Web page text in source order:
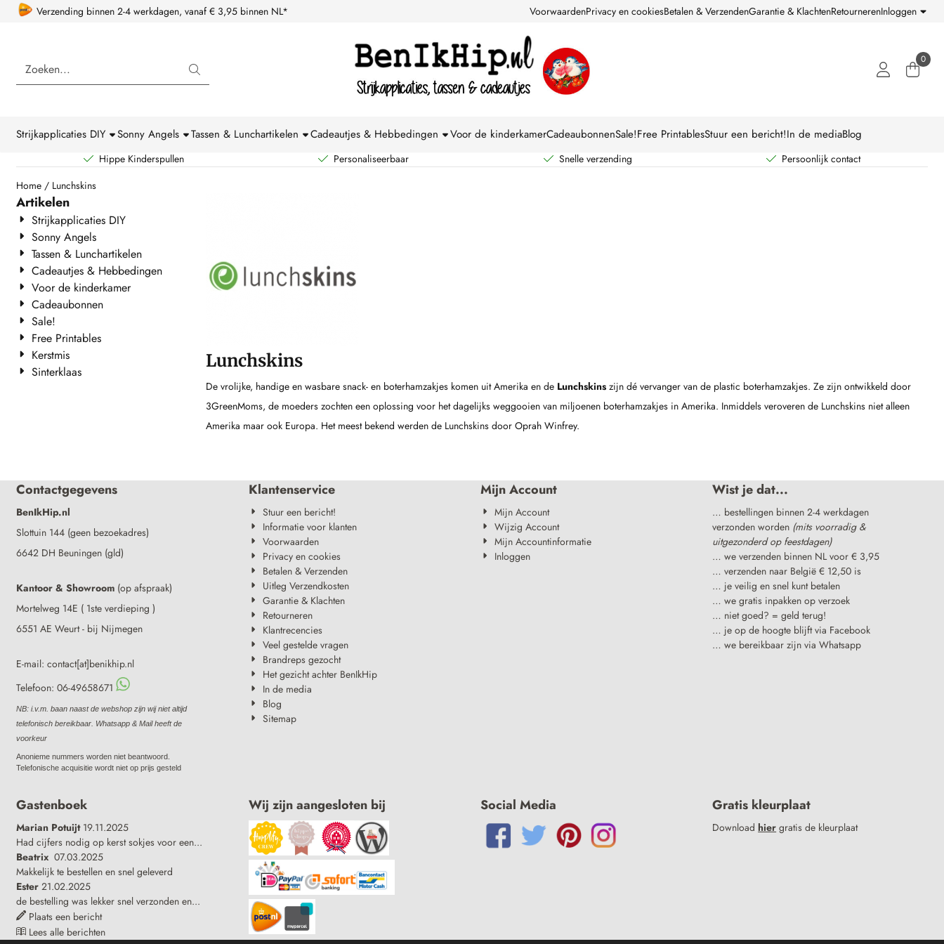
Cookievoorkeuren zijn beschikbaar. Kies instellingen of sta alle cookies toe.
Verzending binnen 2-4 werkdagen, vanaf € 3,95 binnen NL* VoorwaardenPrivacy en cookiesBetalen & VerzendenGarantie & KlachtenRetournerenInloggen
Zoeken 0
Strijkapplicaties DIY Sonny Angels Tassen & Lunchartikelen Cadeautjes & Hebbedingen Voor de kinderkamerCadeaubonnenSale!Free PrintablesStuur een bericht!In de mediaBlog
Hippe Kinderspullen Personaliseerbaar Snelle verzending
Persoonlijk contact
Home / Lunchskins
Artikelen
Strijkapplicaties DIY
Sonny Angels
Tassen & Lunchartikelen
Cadeautjes & Hebbedingen
Voor de kinderkamer
Cadeaubonnen
Sale!
Free Printables
Kerstmis
Sinterklaas
Lunchskins
De vrolijke, handige en wasbare snack- en boterhamzakjes komen uit Amerika en de Lunchskins zijn dé vervanger van de plastic boterhamzakjes. Ze zijn ontwikkeld door
3GreenMoms, de moeders zochten een oplossing voor het dagelijks weggooien van miljoenen boterhamzakjes in Amerika. Inmiddels veroveren de Lunchskins niet alleen
Amerika maar ook Europa. Het meest bekend werden de Lunchskins door Oprah Winfrey.
Contactgegevens
BenIkHip.nl
Slottuin 144 (geen bezoekadres)
6642 DH Beuningen (gld)
Kantoor & Showroom (op afspraak)
Mortelweg 14E ( 1ste verdieping )
6551 AE Weurt - bij Nijmegen
E-mail: contact[at]benikhip.nl
Telefoon: 06-49658671
NB: i.v.m. baan naast de webshop zijn wij niet altijd
telefonisch bereikbaar. Whatsapp & Mail heeft de
voorkeur
Anonieme nummers worden niet beantwoord.
Telefonische acquisitie wordt niet op prijs gesteld
Klantenservice
Stuur een bericht!
Informatie voor klanten
Voorwaarden
Privacy en cookies
Betalen & Verzenden
Uitleg Verzendkosten
Garantie & Klachten
Retourneren
Klantrecencies
Veel gestelde vragen
Brandreps gezocht
Het gezicht achter BenIkHip
In de media
Blog
Sitemap
Mijn Account
Mijn Account
Wijzig Account
Mijn Accountinformatie
Inloggen
Wist je dat...
… bestellingen binnen 2-4 werkdagen
verzonden worden (mits voorradig &
uitgezonderd op feestdagen)
… we verzenden binnen NL voor € 3,95
… verzenden naar België € 12,50 is
… je veilig en snel kunt betalen
… we gratis inpakken op verzoek
… niet goed? = geld terug!
… je op de hoogte blijft via Facebook
… we bereikbaar zijn via Whatsapp
Gastenboek
Marian Potuijt 19.11.2025
Had cijfers nodig op kerst sokjes voor een...
Beatrix 07.03.2025
Makkelijk te bestellen en snel geleverd
Ester 21.02.2025
de bestelling was lekker snel verzonden en...
Plaats een bericht
Lees alle berichten
Wij zijn aangesloten bij Social Media Gratis kleurplaat
Downloadhier gratis de kleurplaat